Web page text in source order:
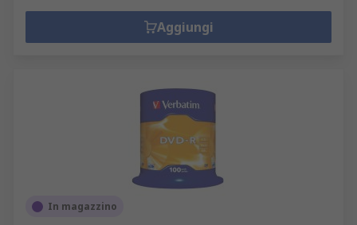
Aggiungi
In magazzino